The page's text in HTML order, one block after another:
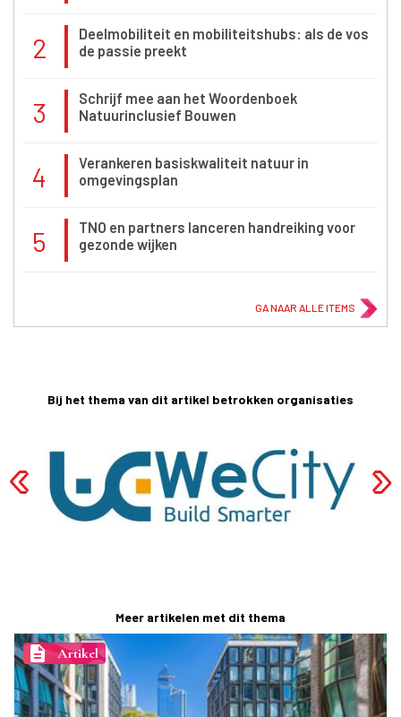
2
Deelmobiliteit en mobiliteitshubs: als de vos
de passie preekt
3
Schrijf mee aan het Woordenboek
Natuurinclusief Bouwen
4
Verankeren basiskwaliteit natuur in
omgevingsplan
5
TNO en partners lanceren handreiking voor
gezonde wijken
GA NAAR ALLE ITEMS
Bij het thema van dit artikel betrokken organisaties
Meer artikelen met dit thema
description Artikel